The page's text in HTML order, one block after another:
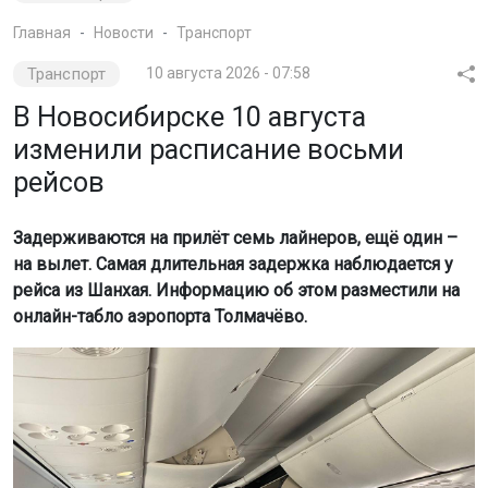
Главная Новости Транспорт
Транспорт 10 августа 2026 - 07:58
В Новосибирске 10 августа
изменили расписание восьми
рейсов
Задерживаются на прилёт семь лайнеров, ещё один –
на вылет. Самая длительная задержка наблюдается у
рейса из Шанхая. Информацию об этом разместили на
онлайн-табло аэропорта Толмачёво.